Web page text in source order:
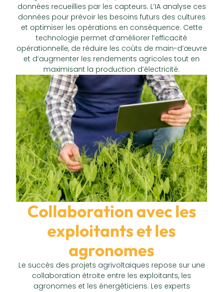
données recueillies par les capteurs. L’IA analyse ces
données pour prévoir les besoins futurs des cultures
et optimiser les opérations en conséquence. Cette
technologie permet d’améliorer l’efficacité
opérationnelle, de réduire les coûts de main-d’œuvre
et d’augmenter les rendements agricoles tout en
maximisant la production d’électricité.
Collaboration avec les
exploitants et les
agronomes
Le succès des projets agrivoltaïques repose sur une
collaboration étroite entre les exploitants, les
agronomes et les énergéticiens. Les experts